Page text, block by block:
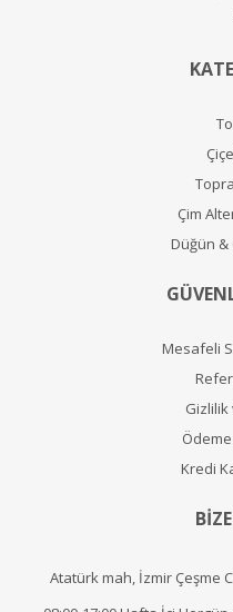
Çim
Düğün
Mesafeli
Kredi
Atatürk mah, İzmir Çeşme